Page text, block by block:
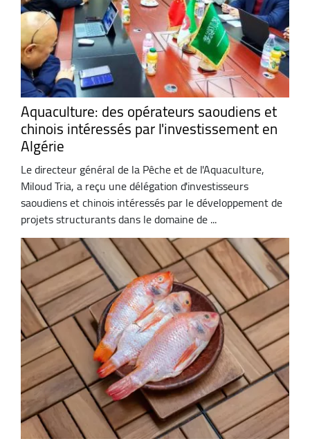
Aquaculture: des opérateurs saoudiens et
chinois intéressés par l'investissement en
Algérie
Le directeur général de la Pêche et de l'Aquaculture,
Miloud Tria, a reçu une délégation d'investisseurs
saoudiens et chinois intéressés par le développement de
projets structurants dans le domaine de ...